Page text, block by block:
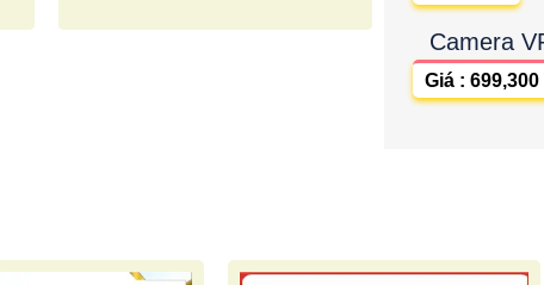
Camera
Giá :